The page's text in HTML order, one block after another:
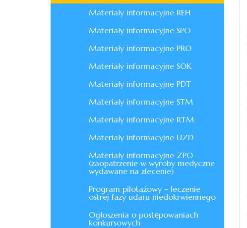
Materiały informacyjne REH
Materiały informacyjne SPO
Materiały informacyjne PRO
Materiały informacyjne SOK
Materiały informacyjne PDT
Materiały informacyjne STM
Materiały informacyjne RTM
Materiały informacyjne UZD
Materiały informacyjne ZPO
(zaopatrzenie w wyroby medyczne
wydawane na zlecenie)
Program pilotażowy – leczenie
ostrej fazy udaru niedokrwiennego
Ogłoszenia o postępowaniach
konkursowych